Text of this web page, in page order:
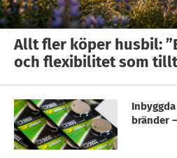
Allt fler köper husbil:
och flexibilitet som
bränder